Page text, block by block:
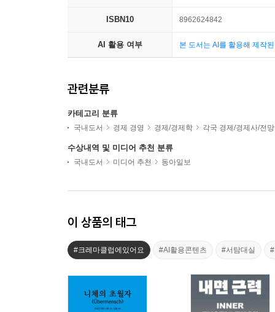
ISBN10 8962624842
AI 활용 여부 본 도서는 AI를 활용해 제작
관련분류
카테고리 분류
국내도서 경제 경영 경제/경제학 각국 경제/경제사/전망
수상내역 및 미디어 추천 분류
국내도서 미디어 추천 동아일보
이 상품의 태그
#크레마클럽에있어요 #AI활용콘텐츠 #서탐대실